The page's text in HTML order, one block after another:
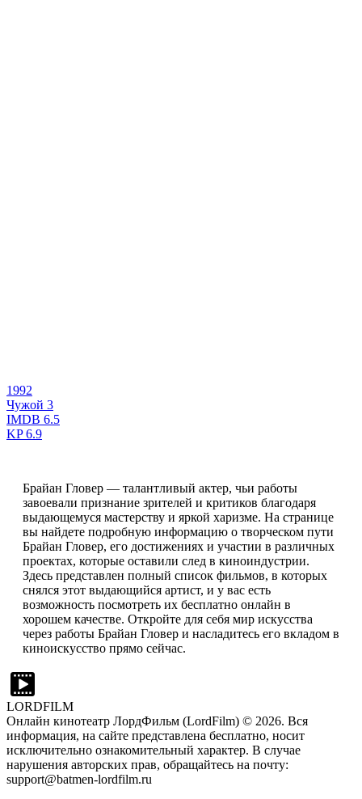
1992
Чужой 3
IMDB 6.5
KP6.9
Брайан Гловер — талантливый актер, чьи работы
завоевали признание зрителей и критиков благодаря
выдающемуся мастерству и яркой харизме. На странице
вы найдете подробную информацию о творческом пути
Брайан Гловер, его достижениях и участии в различных
проектах, которые оставили след в киноиндустрии.
Здесь представлен полный список фильмов, в которых
снялся этот выдающийся артист, и у вас есть
возможность посмотреть их бесплатно онлайн в
хорошем качестве. Откройте для себя мир искусства
через работы Брайан Гловер и насладитесь его вкладом в
киноискусство прямо сейчас.
LORDFILM
Онлайн кинотеатр ЛордФильм (LordFilm) © 2026. Вся
информация, на сайте представлена бесплатно, носит
исключительно ознакомительный характер. В случае
нарушения авторских прав, обращайтесь на почту:
support@batmen-lordfilm.ru